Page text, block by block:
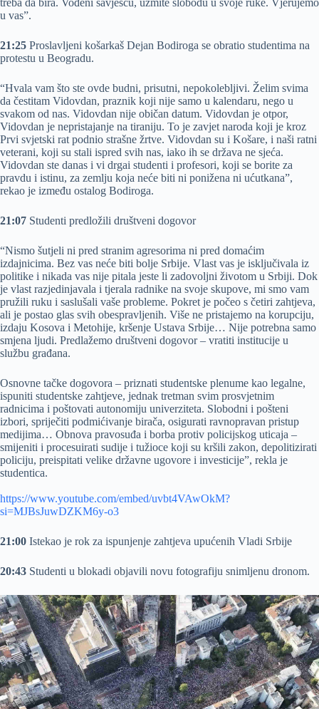
u vas”.
21:25 Proslavljeni košarkaš Dejan Bodiroga se obratio studentima na
protestu u Beogradu.
“Hvala vam što ste ovde budni, prisutni, nepokolebljivi. Želim svima
da čestitam Vidovdan, praznik koji nije samo u kalendaru, nego u
svakom od nas. Vidovdan nije običan datum. Vidovdan je otpor,
Vidovdan je nepristajanje na tiraniju. To je zavjet naroda koji je kroz
Prvi svjetski rat podnio strašne žrtve. Vidovdan su i Košare, i naši ratni
veterani, koji su stali ispred svih nas, iako ih se država ne sjeća.
Vidovdan ste danas i vi drgai studenti i profesori, koji se borite za
pravdu i istinu, za zemlju koja neće biti ni ponižena ni ućutkana”,
rekao je između ostalog Bodiroga.
21:07 Studenti predložili društveni dogovor
“Nismo šutjeli ni pred stranim agresorima ni pred domaćim
izdajnicima. Bez vas neće biti bolje Srbije. Vlast vas je isključivala iz
politike i nikada vas nije pitala jeste li zadovoljni životom u Srbiji. Dok
je vlast razjedinjavala i tjerala radnike na svoje skupove, mi smo vam
pružili ruku i saslušali vaše probleme. Pokret je počeo s četiri zahtjeva,
ali je postao glas svih obespravljenih. Više ne pristajemo na korupciju,
izdaju Kosova i Metohije, kršenje Ustava Srbije… Nije potrebna samo
smjena ljudi. Predlažemo društveni dogovor – vratiti institucije u
službu građana.
Osnovne tačke dogovora – priznati studentske plenume kao legalne,
ispuniti studentske zahtjeve, jednak tretman svim prosvjetnim
radnicima i poštovati autonomiju univerziteta. Slobodni i pošteni
izbori, spriječiti podmićivanje birača, osigurati ravnopravan pristup
medijima… Obnova pravosuđa i borba protiv policijskog uticaja –
smijeniti i procesuirati sudije i tužioce koji su kršili zakon, depolitizirati
policiju, preispitati velike državne ugovore i investicije”, rekla je
studentica.
https://www.youtube.com/embed/uvbt4VAwOkM?
si=MJBsJuwDZKM6y-o3
21:00 Istekao je rok za ispunjenje zahtjeva upućenih Vladi Srbije
20:43 Studenti u blokadi objavili novu fotografiju snimljenu dronom.